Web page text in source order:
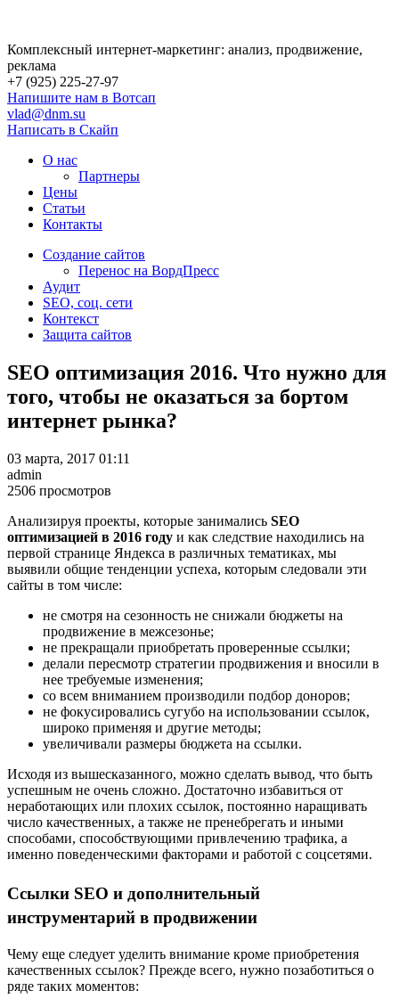
Комплексный интернет-маркетинг: анализ, продвижение,
реклама
+7 (925) 225-27-97
Напишите нам в Вотсап
vlad@dnm.su
Написать в Скайп
О нас
Партнеры
Цены
Статьи
Контакты
Создание сайтов
Перенос на ВордПресс
Аудит
SEO, соц. сети
Контекст
Защита сайтов
SEO оптимизация 2016. Что нужно для
того, чтобы не оказаться за бортом
интернет рынка?
03 марта, 2017 01:11
admin
2506 просмотров
Анализируя проекты, которые занимались SEO
оптимизацией в 2016 году и как следствие находились на
первой странице Яндекса в различных тематиках, мы
выявили общие тенденции успеха, которым следовали эти
сайты в том числе:
не смотря на сезонность не снижали бюджеты на
продвижение в межсезонье;
не прекращали приобретать проверенные ссылки;
делали пересмотр стратегии продвижения и вносили в
нее требуемые изменения;
со всем вниманием производили подбор доноров;
не фокусировались сугубо на использовании ссылок,
широко применяя и другие методы;
увеличивали размеры бюджета на ссылки.
Исходя из вышесказанного, можно сделать вывод, что быть
успешным не очень сложно. Достаточно избавиться от
неработающих или плохих ссылок, постоянно наращивать
число качественных, а также не пренебрегать и иными
способами, способствующими привлечению трафика, а
именно поведенческими факторами и работой с соцсетями.
Ссылки SEO и дополнительный
инструментарий в продвижении
Чему еще следует уделить внимание кроме приобретения
качественных ссылок? Прежде всего, нужно позаботиться о
ряде таких моментов: